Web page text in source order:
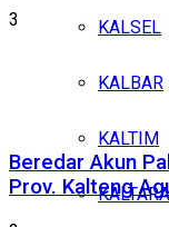
KALSEL
KALBAR
KALTIM
KALTARA
3
Beredar Akun
Prov. Kalteng